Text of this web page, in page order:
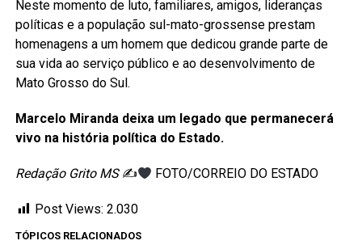
Neste momento de luto, familiares, amigos, lideranças
políticas e a população sul-mato-grossense prestam
homenagens a um homem que dedicou grande parte de
sua vida ao serviço público e ao desenvolvimento de
Mato Grosso do Sul.
Marcelo Miranda deixa um legado que permanecerá
vivo na história política do Estado.
Redação Grito MS✍ FOTO/CORREIO DO ESTADO
Post Views: 2.030
TÓPICOS RELACIONADOS